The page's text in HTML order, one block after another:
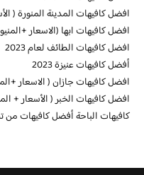
افضل كافيهات المدينة المنورة (
افضل كافيهات ابها (الاسعار
افضل كافيهات الطائف لعام 2023
أفضل كافيهات عنيزة 2023
افضل كافيهات جازان ( الاسعار
افضل كافيهات الخبر ( الأسعار +
كافيهات الباحة أفضل كافيهات من